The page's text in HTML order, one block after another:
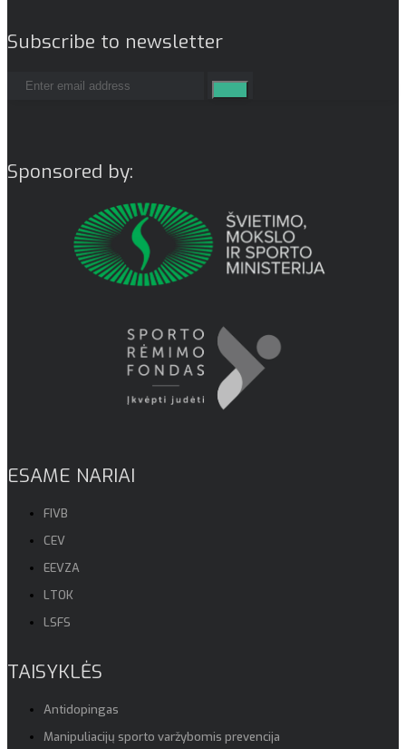
Subscribe to newsletter
Sponsored by:
ESAME NARIAI
FIVB
CEV
EEVZA
LTOK
LSFS
TAISYKLĖS
Antidopingas
Manipuliacijų sporto varžybomis prevencija